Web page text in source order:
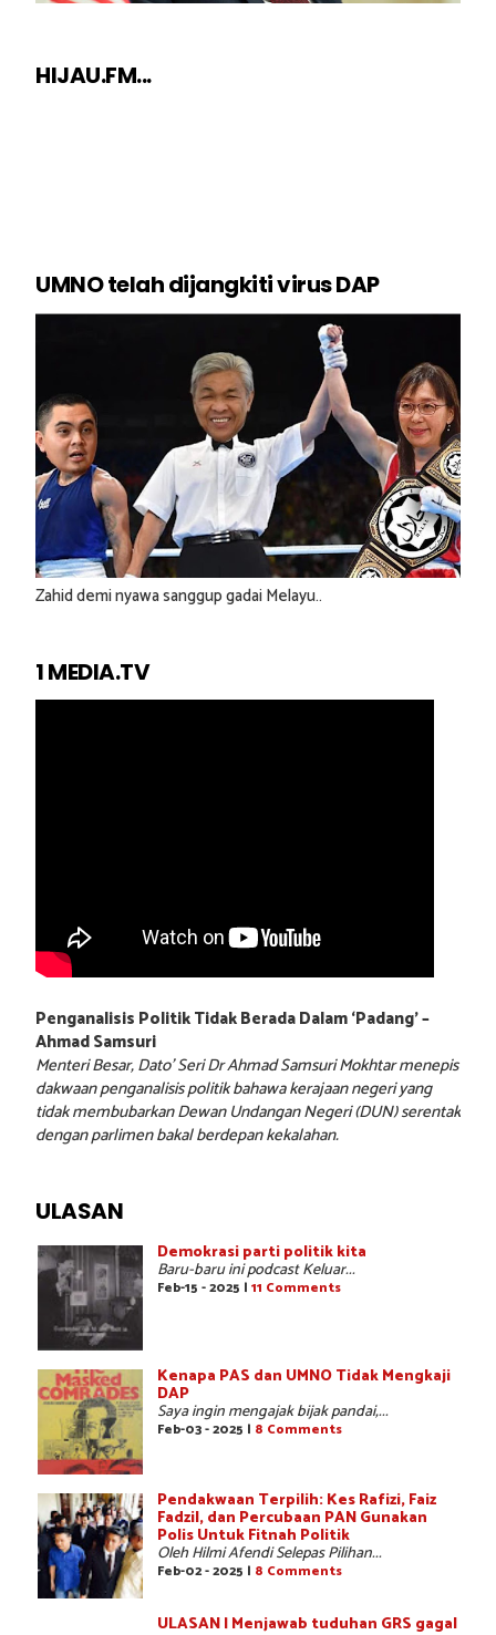
HIJAU.FM...
UMNO telah dijangkiti virus DAP
Zahid demi nyawa sanggup gadai Melayu..
1 MEDIA.TV
Penganalisis Politik Tidak Berada Dalam ‘Padang’ –
Ahmad Samsuri
Menteri Besar, Dato’ Seri Dr Ahmad Samsuri Mokhtar menepis
dakwaan penganalisis politik bahawa kerajaan negeri yang
tidak membubarkan Dewan Undangan Negeri (DUN) serentak
dengan parlimen bakal berdepan kekalahan.
ULASAN
Demokrasi parti politik kita
Baru-baru ini podcast Keluar...
Feb-15 - 2025 | 11 Comments
Kenapa PAS dan UMNO Tidak Mengkaji
DAP
Saya ingin mengajak bijak pandai,...
Feb-03 - 2025 | 8 Comments
Pendakwaan Terpilih: Kes Rafizi, Faiz
Fadzil, dan Percubaan PAN Gunakan
Polis Untuk Fitnah Politik
Oleh Hilmi Afendi Selepas Pilihan...
Feb-02 - 2025 | 8 Comments
ULASAN | Menjawab tuduhan GRS gagal